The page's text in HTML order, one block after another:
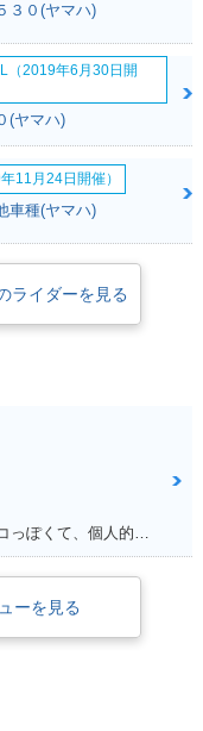
３０(ヤマハ)
（2019年6月30日開
(ヤマハ)
11月24日開催）
車種(ヤマハ)
ライダーを見る
ーを見る